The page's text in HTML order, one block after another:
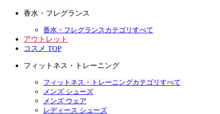
香水・フレグランス
香水・フレグランスカテゴリすべて
アウトレット
コスメ TOP
フィットネス・トレーニング
フィットネス・トレーニングカテゴリすべて
メンズ シューズ
メンズ ウェア
レディース シューズ